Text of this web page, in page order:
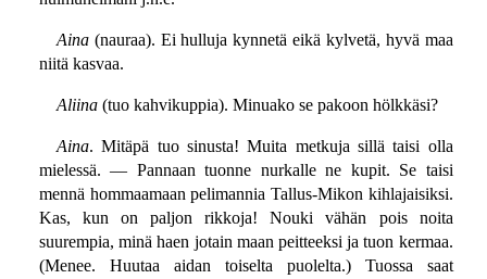
Aina(nauraa). Ei hulluja kynnetä eikä kylvetä, hyvä maa
niitä kasvaa.
Aliina(tuo kahvikuppia). Minuako se pakoon hölkkäsi?
Aina. Mitäpä tuo sinusta! Muita metkuja sillä taisi olla
mielessä. — Pannaan tuonne nurkalle ne kupit. Se taisi
mennä hommaamaan pelimannia Tallus-Mikon kihlajaisiksi.
Kas, kun on paljon rikkoja! Nouki vähän pois noita
suurempia, minä haen jotain maan peitteeksi ja tuon kermaa.
(Menee. Huutaa aidan toiselta puolelta.) Tuossa saat